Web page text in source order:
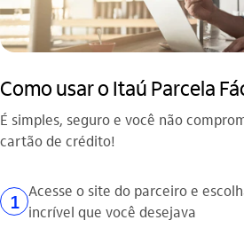
Como usar o Itaú Parcela
É simples, seguro e você não
cartão de crédito!
1 Acesse o site do parceiro e
incrível que você desejava